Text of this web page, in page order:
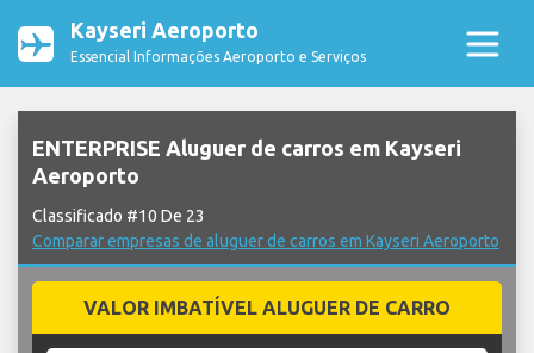
Kayseri Aeroporto
Essencial Informações Aeroporto e Serviços
ENTERPRISE Aluguer de carros em Kayseri
Aeroporto
Classificado #10 De 23
Comparar empresas de aluguer de carros em Kayseri Aeroporto
VALOR IMBATÍVEL ALUGUER DE CARRO